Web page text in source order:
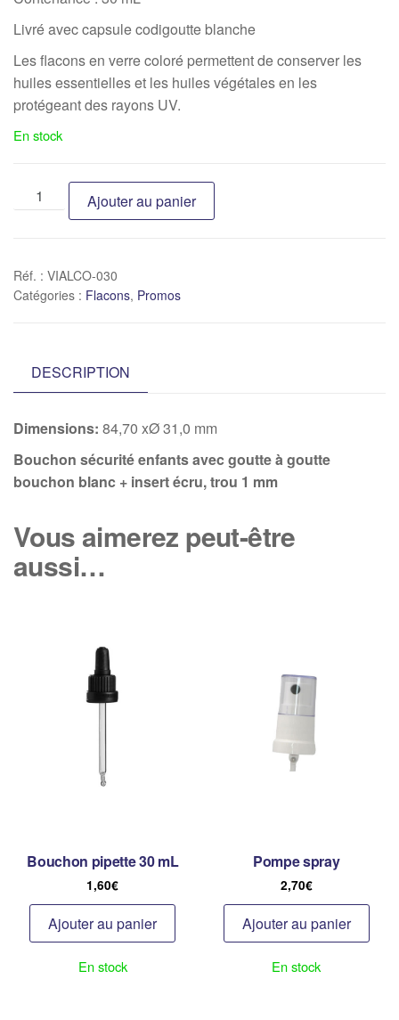
Livré avec capsule codigoutte blanche
Les flacons en verre coloré permettent de conserver les
huiles essentielles et les huiles végétales en les
protégeant des rayons UV.
En stock
Ajouter au panier
Réf. : VIALCO-030
Catégories : Flacons, Promos
DESCRIPTION
Dimensions: 84,70 xØ 31,0 mm
Bouchon sécurité enfants avec goutte à goutte
bouchon blanc + insert écru, trou 1 mm
Vous aimerez peut-être
aussi…
Bouchon pipette 30 mL
1,60€
Ajouter au panier
En stock
Pompe spray
2,70€
Ajouter au panier
En stock